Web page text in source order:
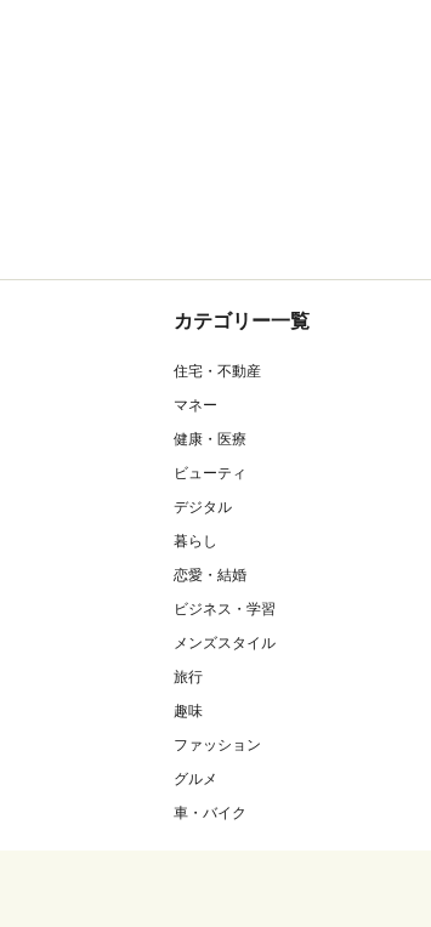
カテゴリー一覧
住宅・不動産
マネー
健康・医療
ビューティ
デジタル
暮らし
恋愛・結婚
ビジネス・学習
メンズスタイル
旅行
趣味
ファッション
グルメ
車・バイク